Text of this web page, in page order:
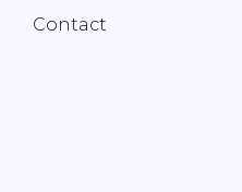
Contact